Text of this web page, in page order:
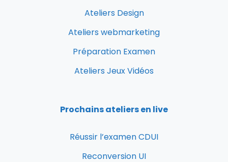
Ateliers Design
Ateliers webmarketing
Préparation Examen
Ateliers Jeux Vidéos
Prochains ateliers en live
Réussir l’examen CDUI
Reconversion UI